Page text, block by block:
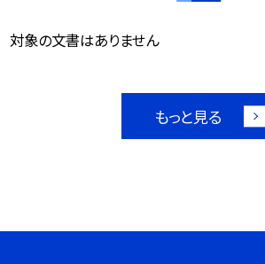
対象の文書はありません
もっと見る